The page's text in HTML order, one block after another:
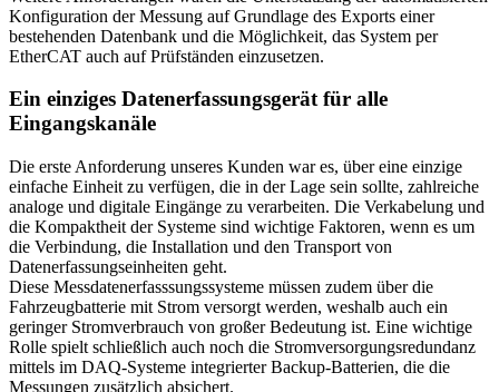
Konfiguration der Messung auf Grundlage des Exports einer
bestehenden Datenbank und die Möglichkeit, das System per
EtherCAT auch auf Prüfständen einzusetzen.
Ein einziges Datenerfassungsgerät für alle
Eingangskanäle
Die erste Anforderung unseres Kunden war es, über eine einzige
einfache Einheit zu verfügen, die in der Lage sein sollte, zahlreiche
analoge und digitale Eingänge zu verarbeiten. Die Verkabelung und
die Kompaktheit der Systeme sind wichtige Faktoren, wenn es um
die Verbindung, die Installation und den Transport von
Datenerfassungseinheiten geht.
Diese Messdatenerfasssungssysteme müssen zudem über die
Fahrzeugbatterie mit Strom versorgt werden, weshalb auch ein
geringer Stromverbrauch von großer Bedeutung ist. Eine wichtige
Rolle spielt schließlich auch noch die Stromversorgungsredundanz
mittels im DAQ-Systeme integrierter Backup-Batterien, die die
Messungen zusätzlich absichert.